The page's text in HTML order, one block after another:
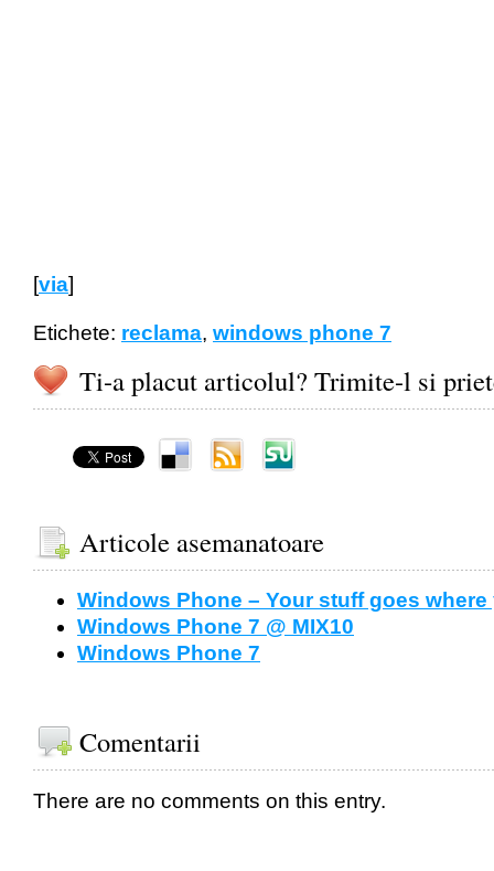
[via]
Etichete: reclama, windows phone 7
Ti-a placut articolul? Trimite-l si
Articole asemanatoare
Windows Phone – Your stuff goes
Windows Phone 7 @ MIX10
Windows Phone 7
Comentarii
There are no comments on this entry.